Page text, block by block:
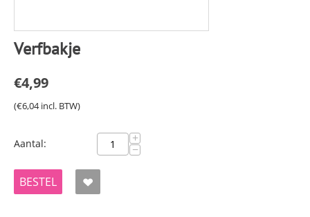
Verfbakje
€4,99
(€6,04incl. BTW)
Aantal: +
−
BESTEL